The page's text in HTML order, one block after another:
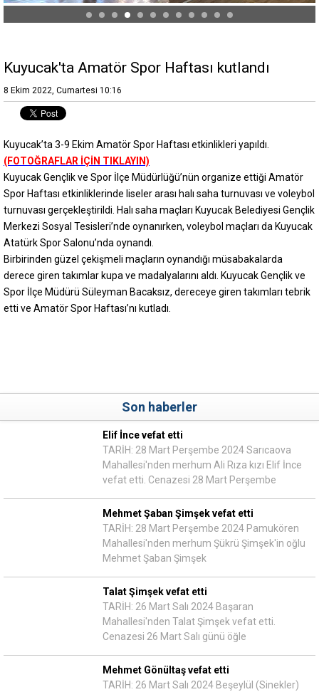
Kuyucak'ta Amatör Spor Haftası kutlandı
8 Ekim 2022, Cumartesi 10:16
Kuyucak’ta 3-9 Ekim Amatör Spor Haftası etkinlikleri yapıldı.
(FOTOĞRAFLAR İÇİN TIKLAYIN)
Kuyucak Gençlik ve Spor İlçe Müdürlüğü’nün organize ettiği Amatör
Spor Haftası etkinliklerinde liseler arası halı saha turnuvası ve voleybol
turnuvası gerçekleştirildi. Halı saha maçları Kuyucak Belediyesi Gençlik
Merkezi Sosyal Tesisleri’nde oynanırken, voleybol maçları da Kuyucak
Atatürk Spor Salonu’nda oynandı.
Birbirinden güzel çekişmeli maçların oynandığı müsabakalarda
derece giren takımlar kupa ve madalyalarını aldı. Kuyucak Gençlik ve
Spor İlçe Müdürü Süleyman Bacaksız, dereceye giren takımları tebrik
etti ve Amatör Spor Haftası’nı kutladı.
Son haberler
Elif İnce vefat etti
TARİH: 28 Mart Perşembe 2024 Sarıcaova
Mahallesi'nden merhum Ali Rıza kızı Elif İnce
vefat etti. Cenazesi 28 Mart Perşembe
Mehmet Şaban Şimşek vefat etti
TARİH: 28 Mart Perşembe 2024 Pamukören
Mahallesi'nden merhum Şükrü Şimşek'in oğlu
Mehmet Şaban Şimşek
Talat Şimşek vefat etti
TARİH: 26 Mart Salı 2024 Başaran
Mahallesi'nden Talat Şimşek vefat etti.
Cenazesi 26 Mart Salı günü öğle
Mehmet Gönültaş vefat etti
TARİH: 26 Mart Salı 2024 Beşeylül (Sinekler)